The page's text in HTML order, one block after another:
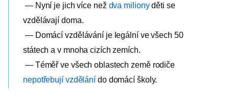
— Nyní je jich více než dva milionyděti se
vzdělávají doma.
— Domácí vzdělávání je legální ve všech 50
státech a v mnoha cizích zemích.
— Téměř ve všech oblastech země rodiče
nepotřebují vzdělání do domácí školy.